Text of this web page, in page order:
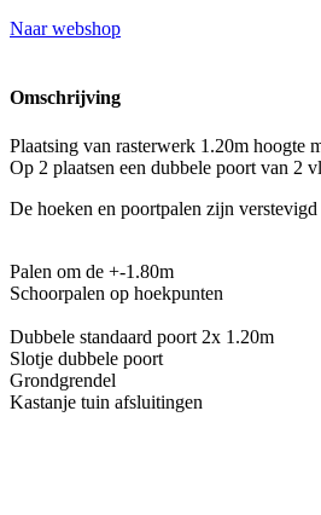
Naar webshop
Omschrijving
Plaatsing van rasterwerk 1.20m hoogte
Op 2 plaatsen een dubbele poort van 2
De hoeken en poortpalen zijn
Palen om de +-1.80m
Schoorpalen op hoekpunten
Dubbele standaard poort 2x 1.20m
Slotje dubbele poort
Grondgrendel
Kastanje tuin afsluitingen